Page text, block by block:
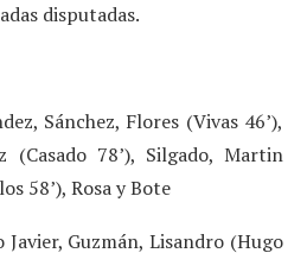
disputadas.
Sánchez, Flores (Vivas 46’),
(Casado 78’), Silgado, Martin
58’), Rosa y Bote
Guzmán, Lisandro (Hugo